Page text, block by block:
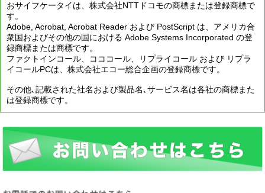
おサイフケータイは、株式会社NTTドコモの商標または登録商標で
す。
Adobe, Acrobat, Acrobat Reader および PostScript は、アメリカ合
衆国およびその他の国における Adobe Systems Incorporated の登
録商標または商標です。
ファクトインコール、コココール、リプライコール および リプラ
イコールPCは、株式会社エコー総合企画の登録商標です。
その他､記載された社名および製品名､サービス名は各社の商標また
は登録商標です。